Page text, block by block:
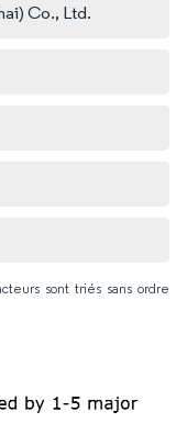
Co., Ltd.
sont triés sans ordre